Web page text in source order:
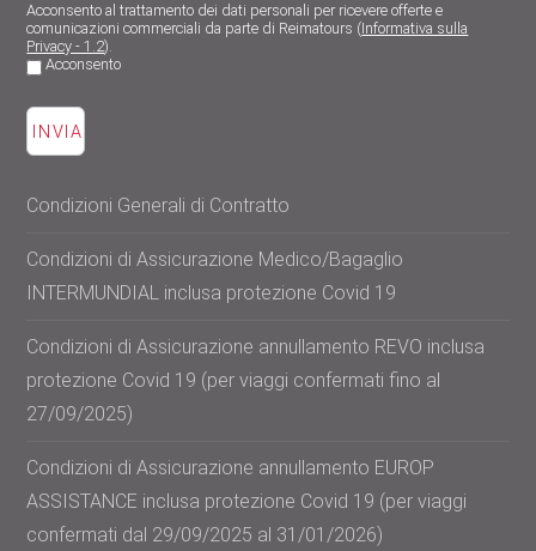
Acconsento al trattamento dei dati personali per ricevere offerte e
comunicazioni commerciali da parte di Reimatours (Informativa sulla
Privacy - 1.2).
Acconsento
Condizioni Generali di Contratto
Condizioni di Assicurazione Medico/Bagaglio
INTERMUNDIAL inclusa protezione Covid 19
Condizioni di Assicurazione annullamento REVO inclusa
protezione Covid 19 (per viaggi confermati fino al
27/09/2025)
Condizioni di Assicurazione annullamento EUROP
ASSISTANCE inclusa protezione Covid 19 (per viaggi
confermati dal 29/09/2025 al 31/01/2026)